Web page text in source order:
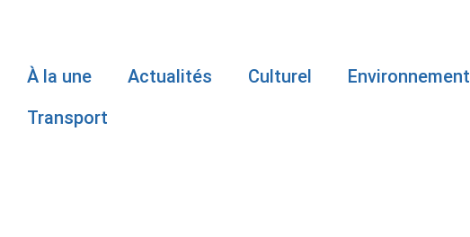
À la une Actualités Culturel Environnement
Transport